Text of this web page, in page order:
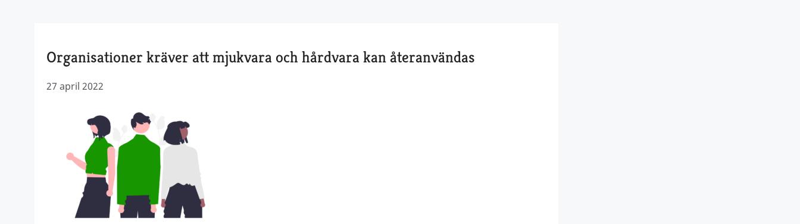
Organisationer kräver att mjukvara och hårdvara kan återanvändas
27 april 2022